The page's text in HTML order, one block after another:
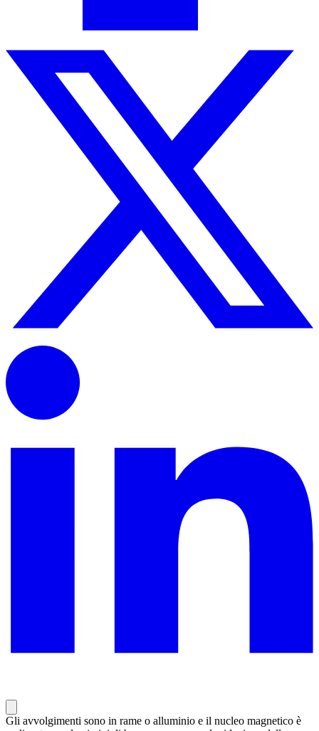
Gli avvolgimenti sono in rame o alluminio e il nucleo magnetico è